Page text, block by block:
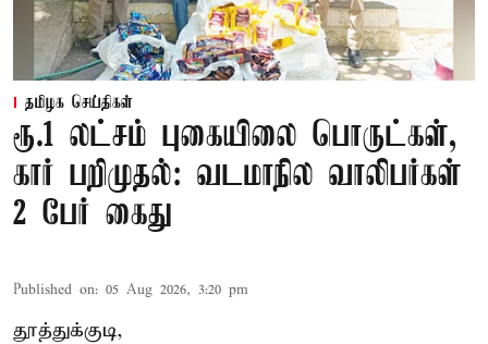
தமிழக செய்திகள்
ரூ.1 லட்சம் புகையிலை பொருட்கள்,
கார் பறிமுதல்: வடமாநில வாலிபர்கள்
2 பேர் கைது
Published on: 05 Aug 2026, 3:20 pm
தூத்துக்குடி,